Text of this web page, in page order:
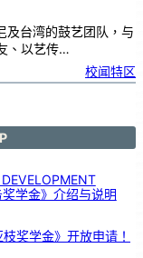
及台湾的鼓艺团队，与
、以艺传…
校闻特区
学金》介绍与说明
奖学金》开放申请！